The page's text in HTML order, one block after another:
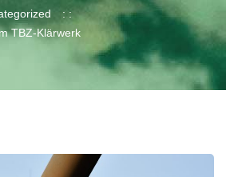
TBZ-Klärwerk